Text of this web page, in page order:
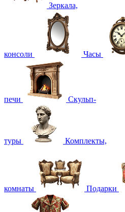
Зеркала,
консоли Часы
печи Скульп-
туры Комплекты,
комнаты Подарки